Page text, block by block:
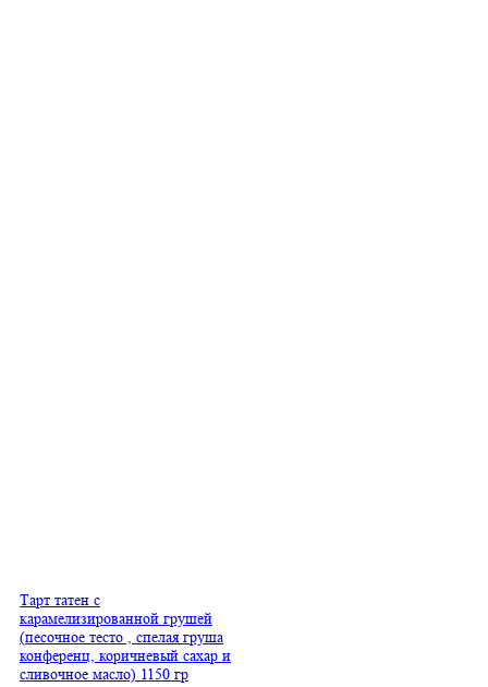
Тарт татен с
карамелизированной грушей
(песочное тесто , спелая груша
конференц, коричневый сахар и
сливочное масло) 1150 гр